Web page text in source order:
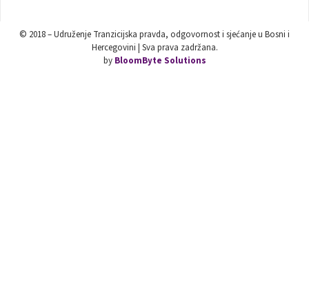
© 2018 – Udruženje Tranzicijska pravda, odgovornost i sjećanje u Bosni i
Hercegovini | Sva prava zadržana.
by BloomByte Solutions